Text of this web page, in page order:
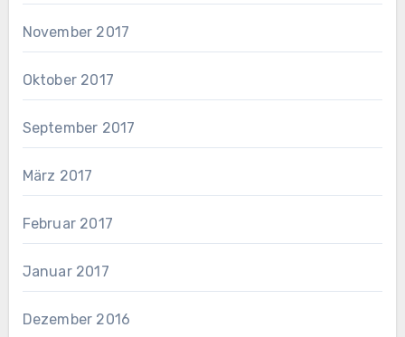
November 2017
Oktober 2017
September 2017
März 2017
Februar 2017
Januar 2017
Dezember 2016